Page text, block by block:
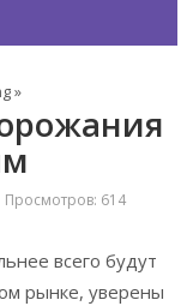
»
Просмотров: 614
всего будут
рынке, уверены